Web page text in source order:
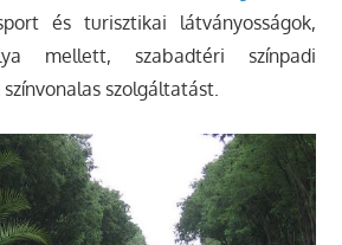
és turisztikai látványosságok,
mellett, szabadtéri színpadi
szolgáltatást.